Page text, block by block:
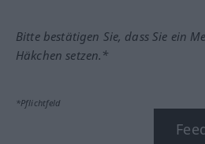
Bitte bestätigen Sie, dass Sie ein
Häkchen setzen.*
*Pflichtfeld